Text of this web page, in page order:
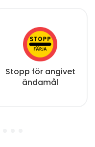
Stopp för angivet
ändamål